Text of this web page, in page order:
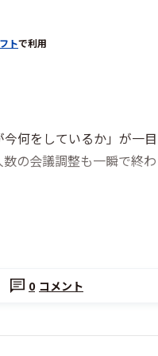
トで利用
何をしているか」が一
の会議調整も一瞬で終
0 コメント